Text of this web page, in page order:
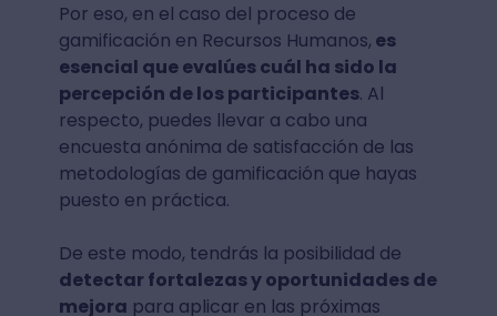
Por eso, en el caso del proceso de
gamificación en Recursos Humanos, es
esencial que evalúes cuál ha sido la
percepción de los participantes. Al
respecto, puedes llevar a cabo una
encuesta anónima de satisfacción de las
metodologías de gamificación que hayas
puesto en práctica.
De este modo, tendrás la posibilidad de
detectar fortalezas y oportunidades de
mejora para aplicar en las próximas